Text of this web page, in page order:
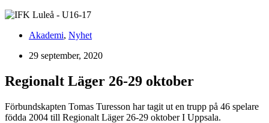
Akademi, Nyhet
29 september, 2020
Regionalt Läger 26-29 oktober
Förbundskapten Tomas Turesson har tagit ut en trupp på 46 spelare
födda 2004 till Regionalt Läger 26-29 oktober I Uppsala.